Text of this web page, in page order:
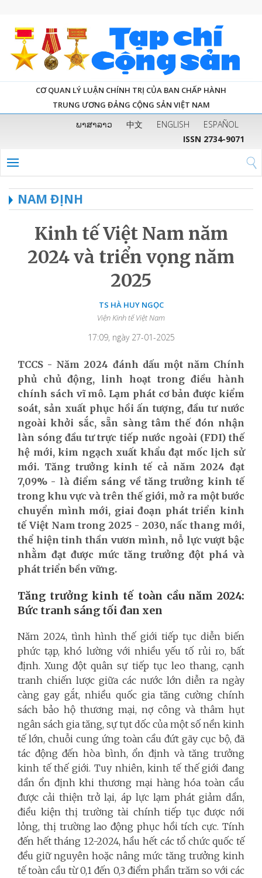
CƠ QUAN LÝ LUẬN CHÍNH TRỊ CỦA BAN CHẤP HÀNH
TRUNG ƯƠNG ĐẢNG CỘNG SẢN VIỆT NAM
ພາສາລາວ 中文 ENGLISH
ESPAÑOL
ISSN 2734-9071
NAM ĐỊNH
Kinh tế Việt Nam năm
2024 và triển vọng năm
2025
TS HÀ HUY NGỌC
Viện Kinh tế Việt Nam
17:09, ngày 27-01-2025
TCCS - Năm 2024 đánh dấu một năm Chính
phủ chủ động, linh hoạt trong điều hành
chính sách vĩ mô. Lạm phát cơ bản được kiểm
soát, sản xuất phục hồi ấn tượng, đầu tư nước
ngoài khởi sắc, sẵn sàng tâm thế đón nhận
làn sóng đầu tư trực tiếp nước ngoài (FDI) thế
hệ mới, kim ngạch xuất khẩu đạt mốc lịch sử
mới. Tăng trưởng kinh tế cả năm 2024 đạt
7,09% - là điểm sáng về tăng trưởng kinh tế
trong khu vực và trên thế giới, mở ra một bước
chuyển mình mới, giai đoạn phát triển kinh
tế Việt Nam trong 2025 - 2030, nấc thang mới,
thể hiện tinh thần vươn mình, nỗ lực vượt bậc
nhằm đạt được mức tăng trưởng đột phá và
phát triển bền vững.
Tăng trưởng kinh tế toàn cầu năm 2024:
Bức tranh sáng tối đan xen
Năm 2024, tình hình thế giới tiếp tục diễn biến
phức tạp, khó lường với nhiều yếu tố rủi ro, bất
định. Xung đột quân sự tiếp tục leo thang, cạnh
tranh chiến lược giữa các nước lớn diễn ra ngày
càng gay gắt, nhiều quốc gia tăng cường chính
sách bảo hộ thương mại, nợ công và thâm hụt
ngân sách gia tăng, sự tụt dốc của một số nền kinh
tế lớn, chuỗi cung ứng toàn cầu đứt gãy cục bộ, đã
tác động đến hòa bình, ổn định và tăng trưởng
kinh tế thế giới. Tuy nhiên, kinh tế thế giới đang
dần ổn định khi thương mại hàng hóa toàn cầu
được cải thiện trở lại, áp lực lạm phát giảm dần,
điều kiện thị trường tài chính tiếp tục được nới
lỏng, thị trường lao động phục hồi tích cực. Tính
đến hết tháng 12-2024, hầu hết các tổ chức quốc tế
đều giữ nguyên hoặc nâng mức tăng trưởng kinh
tế toàn cầu từ 0,1 đến 0,3 điểm phần trăm so với các